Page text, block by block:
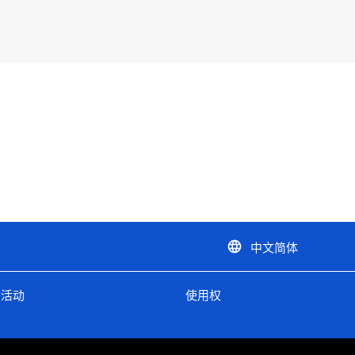
language 中文简体
活动 使用权